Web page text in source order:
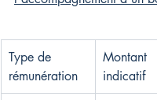
Type de
rémunération
Montant
indicatif